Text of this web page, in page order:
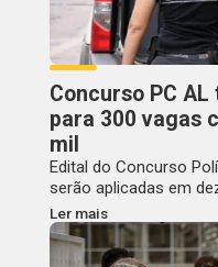
Concurso PC
para 300 vagas
mil
Edital do Concurso
serão aplicadas em
Ler mais